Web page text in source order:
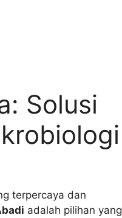
Solusi
terpercaya dan
adalah pilihan yang